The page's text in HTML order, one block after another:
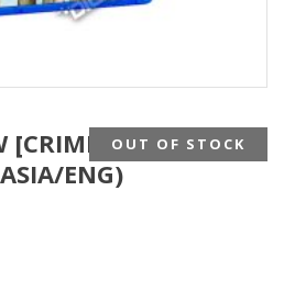
[CRIMINAL CUSTOMS
ENG)
OUT OF STOCK